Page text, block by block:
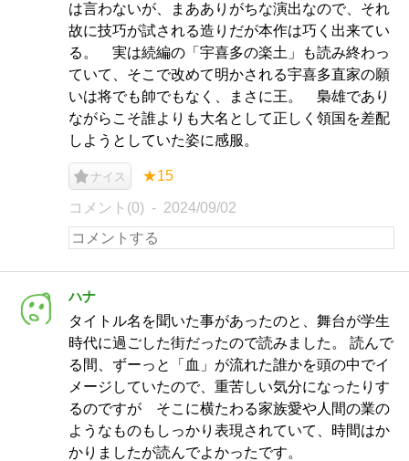
は言わないが、まあありがちな演出なので、それ
故に技巧が試される造りだが本作は巧く出来てい
る。 実は続編の「宇喜多の楽土」も読み終わっ
ていて、そこで改めて明かされる宇喜多直家の願
いは将でも帥でもなく、まさに王。 梟雄であり
ながらこそ誰よりも大名として正しく領国を差配
しようとしていた姿に感服。
ナイス ★15
コメント(0) 2024/09/02
ハナ
タイトル名を聞いた事があったのと、舞台が学生
時代に過ごした街だったので読みました。 読んで
る間、ずーっと「血」が流れた誰かを頭の中でイ
メージしていたので、重苦しい気分になったりす
るのですが そこに横たわる家族愛や人間の業の
ようなものもしっかり表現されていて、時間はか
かりましたが読んでよかったです。